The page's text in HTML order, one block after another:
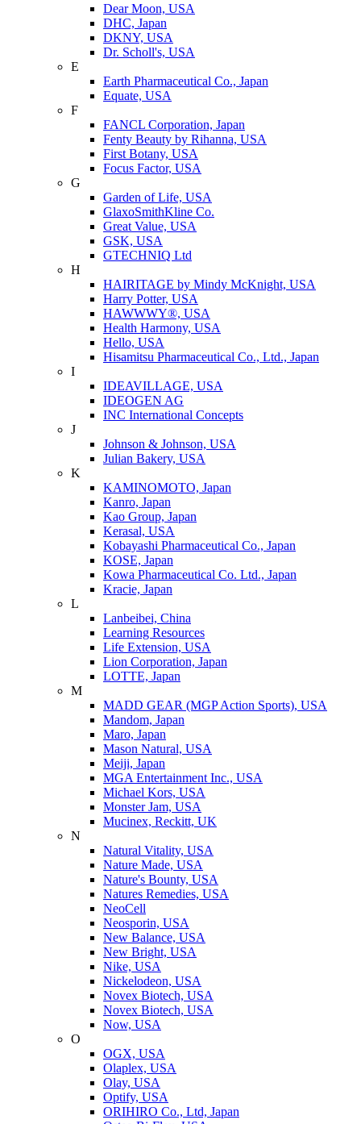
Dear Moon, USA
DHC, Japan
DKNY, USA
Dr. Scholl's, USA
E
Earth Pharmaceutical Co., Japan
Equate, USA
F
FANCL Corporation, Japan
Fenty Beauty by Rihanna, USA
First Botany, USA
Focus Factor, USA
G
Garden of Life, USA
GlaxoSmithKline Co.
Great Value, USA
GSK, USA
GTECHNIQ Ltd
H
HAIRITAGE by Mindy McKnight, USA
Harry Potter, USA
HAWWWY®, USA
Health Harmony, USA
Hello, USA
Hisamitsu Pharmaceutical Co., Ltd., Japan
I
IDEAVILLAGE, USA
IDEOGEN AG
INC International Concepts
J
Johnson & Johnson, USA
Julian Bakery, USA
K
KAMINOMOTO, Japan
Kanro, Japan
Kao Group, Japan
Kerasal, USA
Kobayashi Pharmaceutical Co., Japan
KOSE, Japan
Kowa Pharmaceutical Co. Ltd., Japan
Kracie, Japan
L
Lanbeibei, China
Learning Resources
Life Extension, USA
Lion Corporation, Japan
LOTTE, Japan
M
MADD GEAR (MGP Action Sports), USA
Mandom, Japan
Maro, Japan
Mason Natural, USA
Meiji, Japan
MGA Entertainment Inc., USA
Michael Kors, USA
Monster Jam, USA
Mucinex, Reckitt, UK
N
Natural Vitality, USA
Nature Made, USA
Nature's Bounty, USA
Natures Remedies, USA
NeoCell
Neosporin, USA
New Balance, USA
New Bright, USA
Nike, USA
Niсkelodeon, USA
Novex Biotech, USA
Novex Biotech, USA
Now, USA
O
OGX, USA
Olaplex, USA
Olay, USA
Optify, USA
ORIHIRO Co., Ltd, Japan